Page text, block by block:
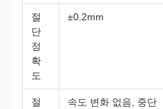
절
단
정
확
도
±0.2mm
절
속도 변화 없음, 중단